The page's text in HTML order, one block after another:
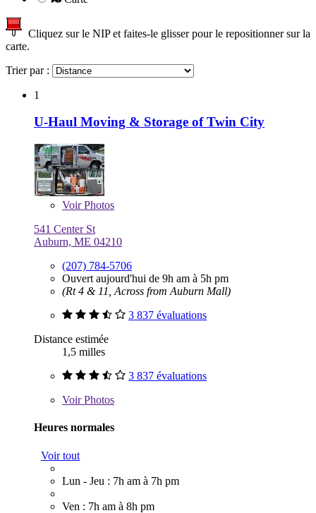
Cliquez sur le NIP et faites-le glisser pour le repositionner sur la
carte.
Trier par :
1
U-Haul Moving & Storage of Twin City
VoirPhotos
541 Center St
Auburn, ME 04210
(207) 784-5706
Ouvert aujourd'hui de 9h am à 5h pm
(Rt 4 & 11, Across from Auburn Mall)
3 837 évaluations
Distance estimée
1,5 milles
3 837 évaluations
VoirPhotos
Heures normales
Voir tout
Lun - Jeu : 7h am à 7h pm
Ven : 7h am à 8h pm